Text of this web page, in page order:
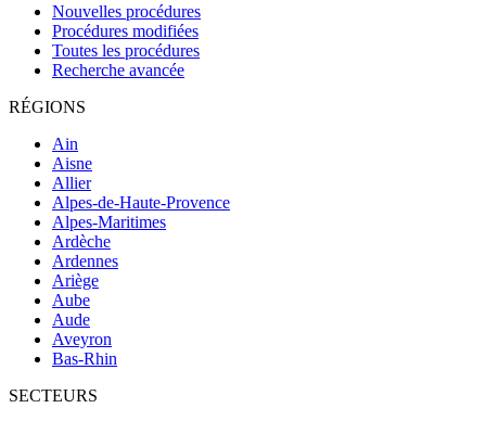
Nouvelles procédures
Procédures modifiées
Toutes les procédures
Recherche avancée
RÉGIONS
Ain
Aisne
Allier
Alpes-de-Haute-Provence
Alpes-Maritimes
Ardèche
Ardennes
Ariège
Aube
Aude
Aveyron
Bas-Rhin
SECTEURS